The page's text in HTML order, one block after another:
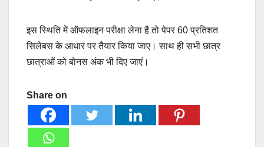
इस स्थिति में ऑफलाइन परीक्षा लेना है तो पेपर 60 प्रतिशत
सिलेबस के आधार पर तैयार किया जाए। साथ ही सभी छात्र
छात्राओं को बोनस अंक भी दिए जाएं।
Share on